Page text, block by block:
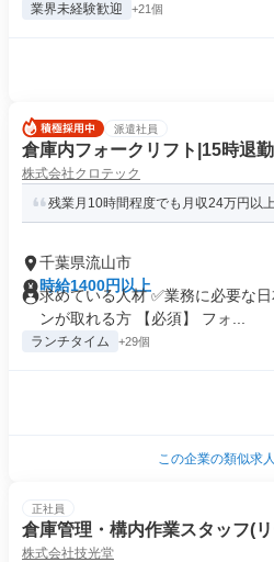
業界未経験歓迎 +21個
派遣社員
倉庫内フォークリフト|15時退
株式会社クロテック
残業月10時間程度でも月収24万円以
千葉県流山市
時給1400円以上
求めている人材 ✅業務に必要な
ンが取れる方 【必須】 フォ...
ランチタイム +29個
この企業の類似求
正社員
倉庫管理・構内作業スタッフ(
株式会社技光堂